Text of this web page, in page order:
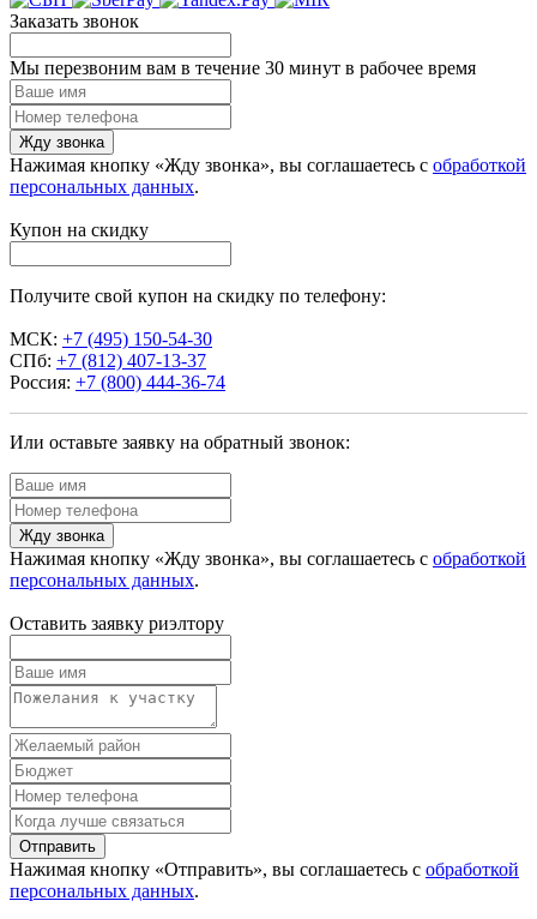
Заказать звонок
Мы перезвоним вам в течение 30 минут в рабочее время
Жду звонка
Нажимая кнопку «Жду звонка», вы соглашаетесь с обработкой
персональных данных.
Купон на скидку
Получите свой купон на скидку по телефону:
МСК: +7 (495) 150-54-30
СПб: +7 (812) 407-13-37
Россия: +7 (800) 444-36-74
Или оставьте заявку на обратный звонок:
Жду звонка
Нажимая кнопку «Жду звонка», вы соглашаетесь с обработкой
персональных данных.
Оставить заявку риэлтору
Отправить
Нажимая кнопку «Отправить», вы соглашаетесь с обработкой
персональных данных.